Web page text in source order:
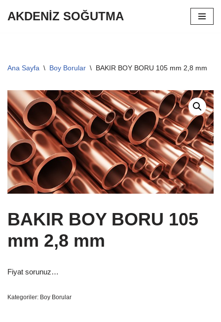
AKDENİZ SOĞUTMA
Ana Sayfa \ Boy Borular \ BAKIR BOY BORU 105 mm 2,8 mm
BAKIR BOY BORU 105
mm 2,8 mm
Fiyat sorunuz…
Kategoriler: Boy Borular